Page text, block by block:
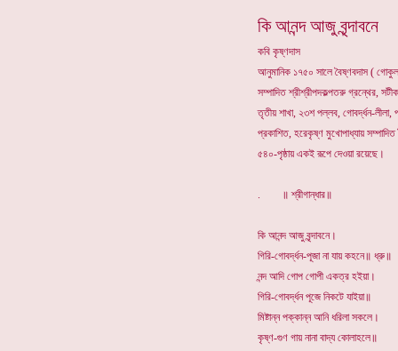
কি আনন্দ আজু বৃন্দাবনে
কবি কৃষ্ণদাস
আনুমানিক ১৭৫০ সালে বৈষ্ণবদাস (
সম্পাদিত শ্রীশ্রীপদকল্পতরু গ্রন্থের,
তৃতীয় শাখা, ২৩শ পল্লব, গোবর্দ্ধন-
প্রকাশিত, হরেকৃষ্ণ মুখোপাধ্যায়
৫৪০-পৃষ্ঠায় একই রূপে দেওয়া রয়েছে।
. ॥ শ্রীগান্ধার॥
কি আনন্দ আজু বৃন্দাবনে।
গিরি-গোবর্দ্ধন-পূজা না যায় কহনে॥ ধ্রু॥
নন্দ আদি গোপ গোপী একত্র হইয়া।
গিরি-গোবর্দ্ধন পূজে নিকটে যাইয়া॥
মিষ্টান্ন পক্কান্ন আনি ধরিলা সকলে।
কৃষ্ণ-গুণ গায় নানা বাদ্য কোলাহলে॥